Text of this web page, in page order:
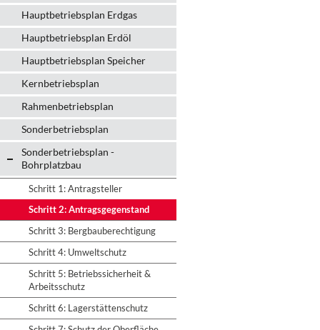
Hauptbetriebsplan Erdgas
Hauptbetriebsplan Erdöl
Hauptbetriebsplan Speicher
Kernbetriebsplan
Rahmenbetriebsplan
Sonderbetriebsplan
Sonderbetriebsplan -
Bohrplatzbau
Schritt 1: Antragsteller
Schritt 2: Antragsgegenstand
Schritt 3: Bergbauberechtigung
Schritt 4: Umweltschutz
Schritt 5: Betriebssicherheit &
Arbeitsschutz
Schritt 6: Lagerstättenschutz